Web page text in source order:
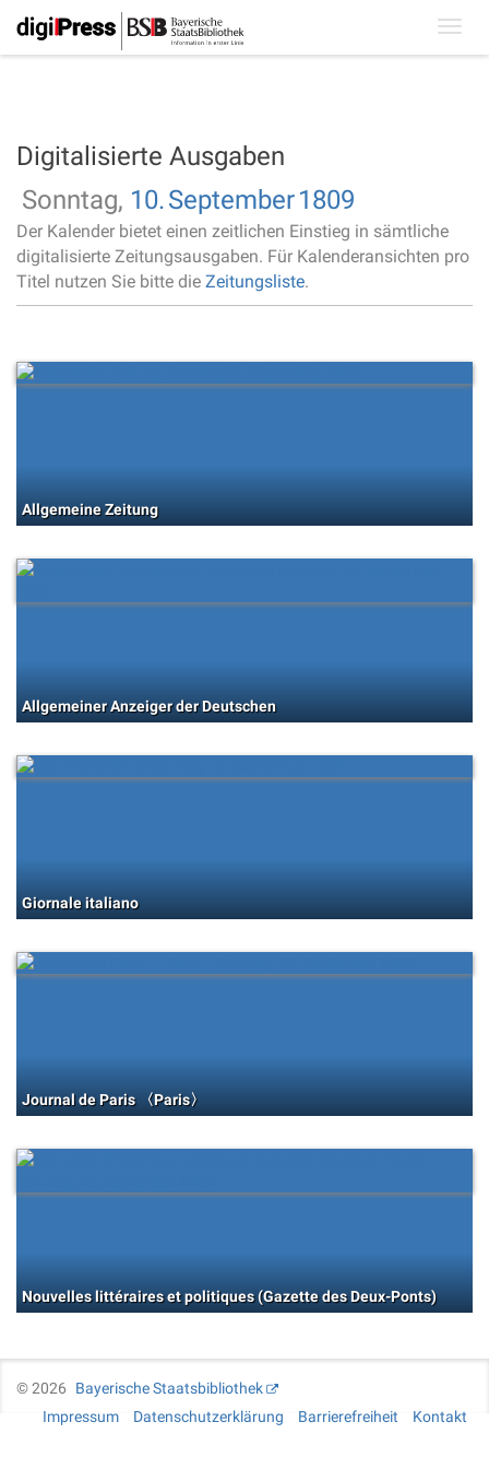
Digitalisierte Ausgaben
Sonntag, 10.September1809
Der Kalender bietet einen zeitlichen Einstieg in sämtliche
digitalisierte Zeitungsausgaben. Für Kalenderansichten pro
Titel nutzen Sie bitte die Zeitungsliste.
Allgemeine Zeitung
Allgemeiner Anzeiger der Deutschen
Giornale italiano
Journal de Paris 〈Paris〉
Nouvelles littéraires et politiques (Gazette des Deux-Ponts)
©2026
Bayerische Staatsbibliothek
Impressum
Datenschutzerklärung Barrierefreiheit Kontakt